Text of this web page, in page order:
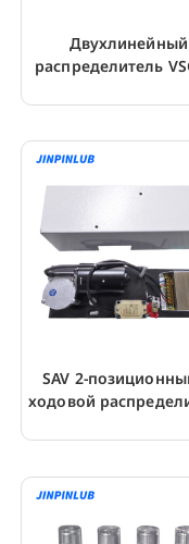
Двухлинейный
распределитель
смазки
SAV 2-
ходовой
системы